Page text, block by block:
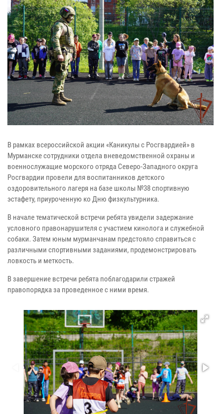
В рамках всероссийской акции «Каникулы с Росгвардией» в
Мурманске сотрудники отдела вневедомственной охраны и
военнослужащие морского отряда Северо-Западного округа
Росгвардии провели для воспитанников детского
оздоровительного лагеря на базе школы №38 спортивную
эстафету, приуроченную ко Дню физкультурника.
В начале тематической встречи ребята увидели задержание
условного правонарушителя с участием кинолога и служебной
собаки. Затем юным мурманчанам предстояло справиться с
различными спортивными заданиями, продемонстрировать
ловкость и меткость.
В завершение встречи ребята поблагодарили стражей
правопорядка за проведенное с ними время.